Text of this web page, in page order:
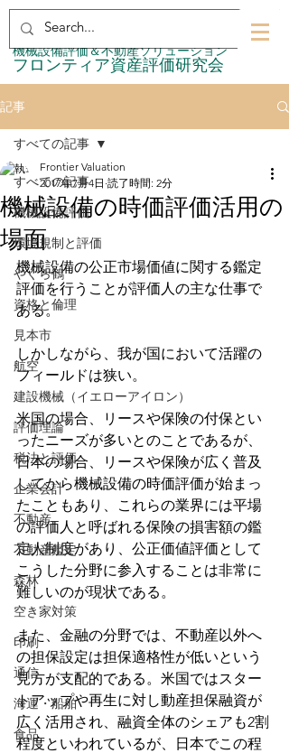
​フロンティア資産評価研究会
​機械設備評価＆不動産ソリューション
記事
すべての記事
機械設備評価
環境規制と評価
やぐら鶴
資格と倫理
見本市
航空
建設機械（イエローアイロン）
評価理論
税法と評価
企業会計
不動産
不動産鑑定
森林
空き家対策
印刷
通信
海運・船舶
食品
すべての記事
機械設備の時価評価活用の
場面
Frontier Valuation
2017年7月4日 読了時間: 2分
機械設備の公正市場価値に関する鑑定
評価を行うことが評価人の主な仕事で
ある。
しかしながら、我が国において活躍の
フィールドは狭い。
米国の場合、リースや保険の付保とい
ったニーズが多いとのことであるが、
日本の場合、リースや保険が広く普及
してから機械設備の時価評価が始まっ
たこともあり、これらの業界には平場
の評価人と呼ばれる保険の損害額の鑑
定人制度があり、公正価値評価として
こうした分野に参入することは非常に
難しいのが現状である。
また、金融の分野では、不動産以外へ
の担保設定は担保適格性が低いという
見方が支配的である。米国ではスター
トアップや再生に対し動産担保融資が
広く活用され、融資全体のシェアも2割
程度といわれているが、日本でこの程